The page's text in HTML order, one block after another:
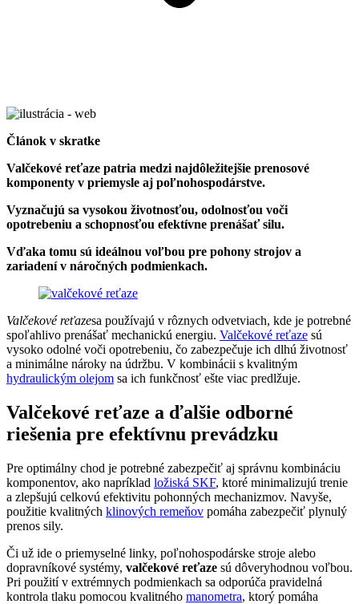
Článok v skratke
Valčekové reťaze patria medzi najdôležitejšie prenosové
komponenty v priemysle aj poľnohospodárstve.
Vyznačujú sa vysokou životnosťou, odolnosťou voči
opotrebeniu a schopnosťou efektívne prenášať silu.
Vďaka tomu sú ideálnou voľbou pre pohony strojov a
zariadení v náročných podmienkach.
Valčekové reťazesa používajú v rôznych odvetviach, kde je potrebné
spoľahlivo prenášať mechanickú energiu. Valčekové reťaze sú
vysoko odolné voči opotrebeniu, čo zabezpečuje ich dlhú životnosť
a minimálne nároky na údržbu. V kombinácii s kvalitným
hydraulickým olejom sa ich funkčnosť ešte viac predlžuje.
Valčekové reťaze a ďalšie odborné
riešenia pre efektívnu prevádzku
Pre optimálny chod je potrebné zabezpečiť aj správnu kombináciu
komponentov, ako napríklad ložiská SKF, ktoré minimalizujú trenie
a zlepšujú celkovú efektivitu pohonných mechanizmov. Navyše,
použitie kvalitných klinových remeňov pomáha zabezpečiť plynulý
prenos sily.
Či už ide o priemyselné linky, poľnohospodárske stroje alebo
dopravníkové systémy, valčekové reťaze sú dôveryhodnou voľbou.
Pri použití v extrémnych podmienkach sa odporúča pravidelná
kontrola tlaku pomocou kvalitného manometra, ktorý pomáha